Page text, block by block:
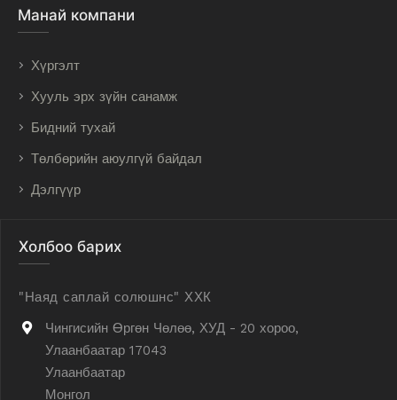
Манай компани
Хүргэлт
Хууль эрх зүйн санамж
Бидний тухай
Төлбөрийн аюулгүй байдал
Дэлгүүр
Холбоо барих
"Наяд саплай солюшнс" ХХК
Чингисийн Өргөн Чөлөө, ХУД - 20 хороо,
Улаанбаатар 17043
Улаанбаатар
Монгол